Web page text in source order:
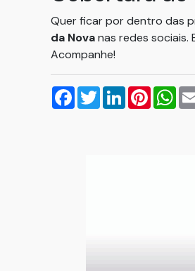
Quer ficar por dentro das
da Novanas redes sociais.
Acompanhe!
Facebook
TwitterLinkedIn